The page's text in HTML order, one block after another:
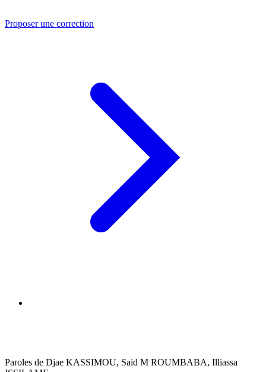
Proposer une correction
Paroles de Djae KASSIMOU, Said M ROUMBABA, Illiassa